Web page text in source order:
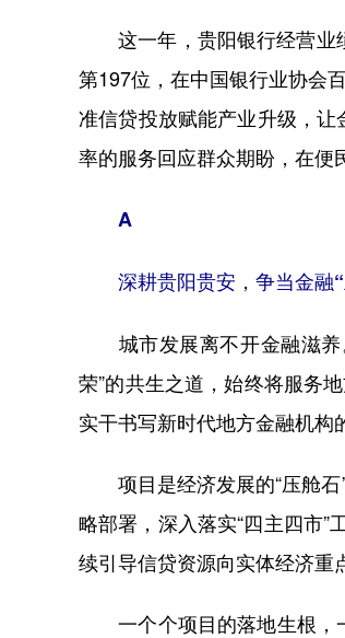
这一年，贵阳银行经营业
第197位，在中国银行业协会
准信贷投放赋能产业升级，让
率的服务回应群众期盼，在便
A
深耕贵阳贵安，争当金融
城市发展离不开金融滋养
荣”的共生之道，始终将服务
实干书写新时代地方金融机构
项目是经济发展的“压舱石”
略部署，深入落实“四主四市”
续引导信贷资源向实体经济重
一个个项目的落地生根，一